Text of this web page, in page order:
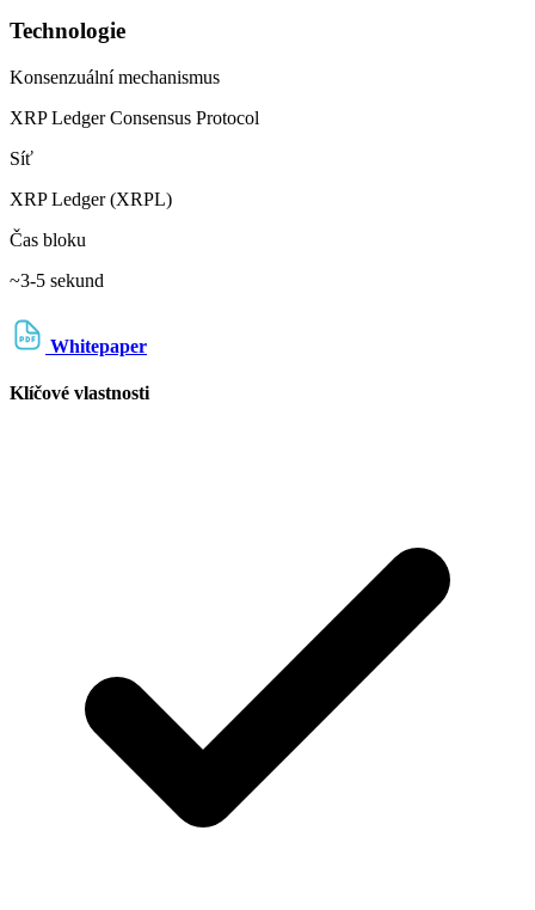
Technologie
Konsenzuální mechanismus
XRP Ledger Consensus Protocol
Síť
XRP Ledger (XRPL)
Čas bloku
~3-5 sekund
Whitepaper
Klíčové vlastnosti